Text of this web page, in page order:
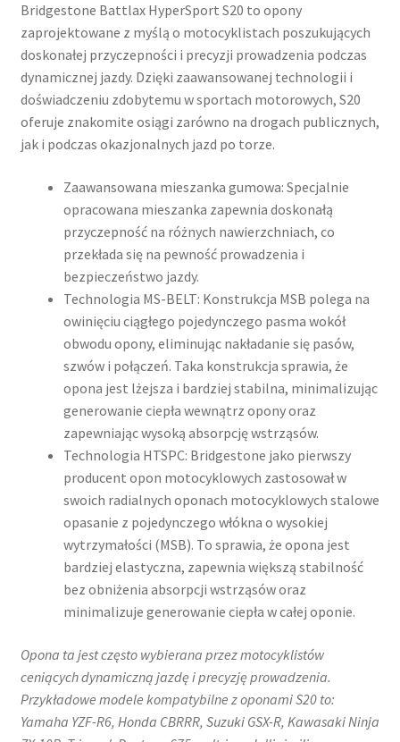
Bridgestone Battlax HyperSport S20 to opony
zaprojektowane z myślą o motocyklistach poszukujących
doskonałej przyczepności i precyzji prowadzenia podczas
dynamicznej jazdy. Dzięki zaawansowanej technologii i
doświadczeniu zdobytemu w sportach motorowych, S20
oferuje znakomite osiągi zarówno na drogach publicznych,
jak i podczas okazjonalnych jazd po torze.​
Zaawansowana mieszanka gumowa: Specjalnie
opracowana mieszanka zapewnia doskonałą
przyczepność na różnych nawierzchniach, co
przekłada się na pewność prowadzenia i
bezpieczeństwo jazdy.​
Technologia MS-BELT: Konstrukcja MSB polega na
owinięciu ciągłego pojedynczego pasma wokół
obwodu opony, eliminując nakładanie się pasów,
szwów i połączeń. Taka konstrukcja sprawia, że
opona jest lżejsza i bardziej stabilna, minimalizując
generowanie ciepła wewnątrz opony oraz
zapewniając wysoką absorpcję wstrząsów.​
Technologia HTSPC: Bridgestone jako pierwszy
producent opon motocyklowych zastosował w
swoich radialnych oponach motocyklowych stalowe
opasanie z pojedynczego włókna o wysokiej
wytrzymałości (MSB). To sprawia, że opona jest
bardziej elastyczna, zapewnia większą stabilność
bez obniżenia absorpcji wstrząsów oraz
minimalizuje generowanie ciepła w całej oponie.​
Opona ta jest często wybierana przez motocyklistów
ceniących dynamiczną jazdę i precyzję prowadzenia.
Przykładowe modele kompatybilne z oponami S20 to:​
Yamaha YZF-R6, Honda CBRRR, Suzuki GSX-R, Kawasaki Ninja